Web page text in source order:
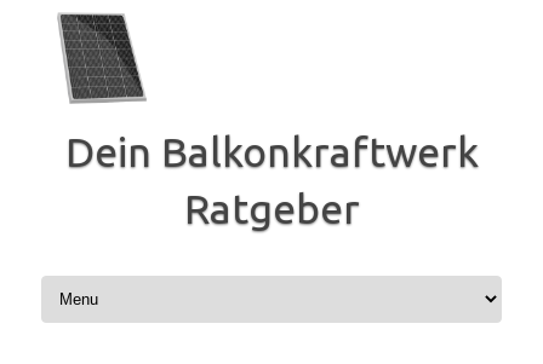
Inhalt
springen
Dein Balkonkraftwerk
Ratgeber